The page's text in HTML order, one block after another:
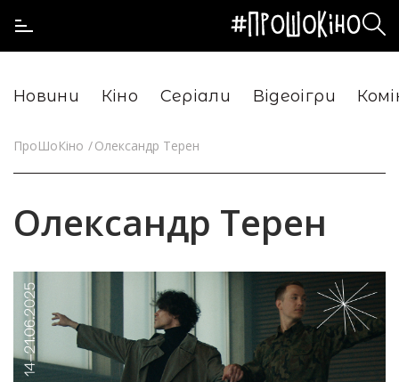
Новини Кіно Серіали Відеоігри
ПроШоКіно Олександр Терен
Олександр Терен